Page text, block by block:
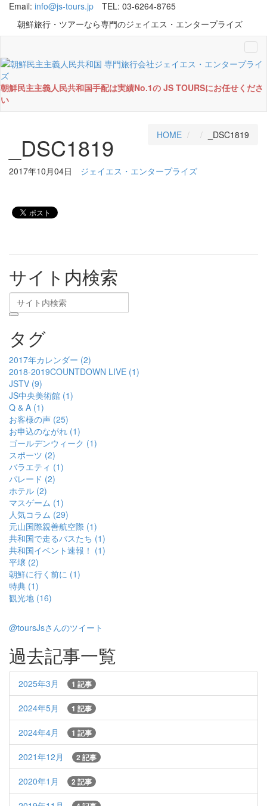
Email: info@js-tours.jp
TEL: 03-6264-8765
朝鮮旅行・ツアーなら専門のジェイエス・エンタープライズ
朝鮮民主主義人民共和国手配は実績No.1の JS TOURSにお任せくださ
い
_DSC1819 HOME _DSC1819
2017年10月04日 ジェイエス・エンタープライズ
サイト内検索
タグ
2017年カレンダー (2)
2018-2019COUNTDOWN LIVE (1)
JSTV (9)
JS中央美術館 (1)
Q & A (1)
お客様の声 (25)
お申込のながれ (1)
ゴールデンウィーク (1)
スポーツ (2)
バラエティ (1)
パレード (2)
ホテル (2)
マスゲーム (1)
人気コラム (29)
元山国際親善航空際 (1)
共和国で走るバスたち (1)
共和国イベント速報！ (1)
平壌 (2)
朝鮮に行く前に (1)
特典 (1)
観光地 (16)
@toursJsさんのツイート
過去記事一覧
2025年3月 1 記事
2024年5月 1 記事
2024年4月 1 記事
2021年12月 2 記事
2020年1月 2 記事